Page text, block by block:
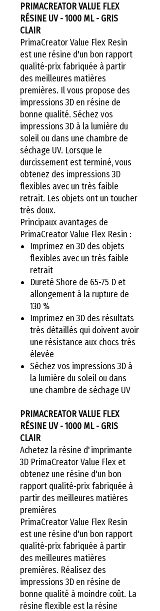
PRIMACREATOR VALUE FLEX
RÉSINE UV - 1000 ML - GRIS
CLAIR
PrimaCreator Value Flex Resin
est une résine d'un bon rapport
qualité-prix fabriquée à partir
des meilleures matières
premières. Il vous propose des
impressions 3D en résine de
bonne qualité. Séchez vos
impressions 3D à la lumière du
soleil ou dans une chambre de
séchage UV. Lorsque le
durcissement est terminé, vous
obtenez des impressions 3D
flexibles avec un très faible
retrait. Les objets ont un toucher
très doux.
Principaux avantages de
PrimaCreator Value Flex Resin :
Imprimez en 3D des objets
flexibles avec un très faible
retrait
Dureté Shore de 65-75 D et
allongement à la rupture de
130 %
Imprimez en 3D des résultats
très détaillés qui doivent avoir
une résistance aux chocs très
élevée
Séchez vos impressions 3D à
la lumière du soleil ou dans
une chambre de séchage UV
PRIMACREATOR VALUE FLEX
RÉSINE UV - 1000 ML - GRIS
CLAIR
Achetez la résine d'imprimante
3D PrimaCreator Value Flex et
obtenez une résine d'un bon
rapport qualité-prix fabriquée à
partir des meilleures matières
premières
PrimaCreator Value Flex Resin
est une résine d'un bon rapport
qualité-prix fabriquée à partir
des meilleures matières
premières. Réalisez des
impressions 3D en résine de
bonne qualité à moindre coût. La
résine flexible est la résine